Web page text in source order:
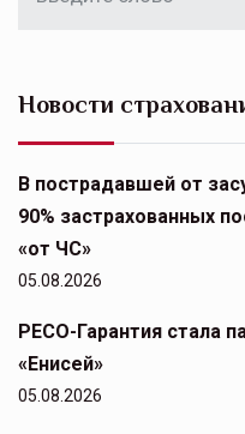
Новости
В пострадавшей от
90% застрахованных
«от ЧС»
05.08.2026
РЕСО-Гарантия стала
«Енисей»
05.08.2026